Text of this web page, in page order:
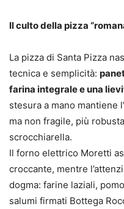
Il culto della pizza
La pizza di Santa Pizza
tecnica e semplicità:
farina integrale e una
stesura a mano mantiene
ma non fragile, più
scrocchiarella.
Il forno elettrico Moretti
croccante, mentre
dogma: farine laziali,
salumi firmati Bottega